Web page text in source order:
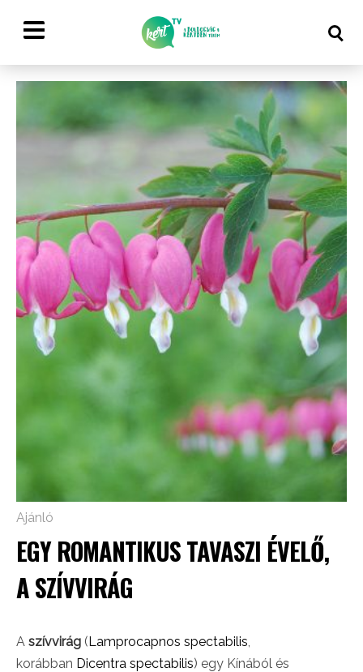
Ajánló
EGY ROMANTIKUS TAVASZI ÉVELŐ,
A SZÍVVIRÁG
A szívvirág (Lamprocapnos spectabilis
korábban Dicentra spectabilis) egy Kínából és